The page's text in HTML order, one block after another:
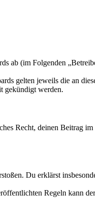
ab (im Folgenden
gelten jeweils die an
gekündigt werden.
Recht, deinen Beitrag
Du erklärst
Regeln kann